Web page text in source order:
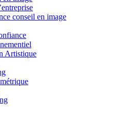
conseil en image
Artistique